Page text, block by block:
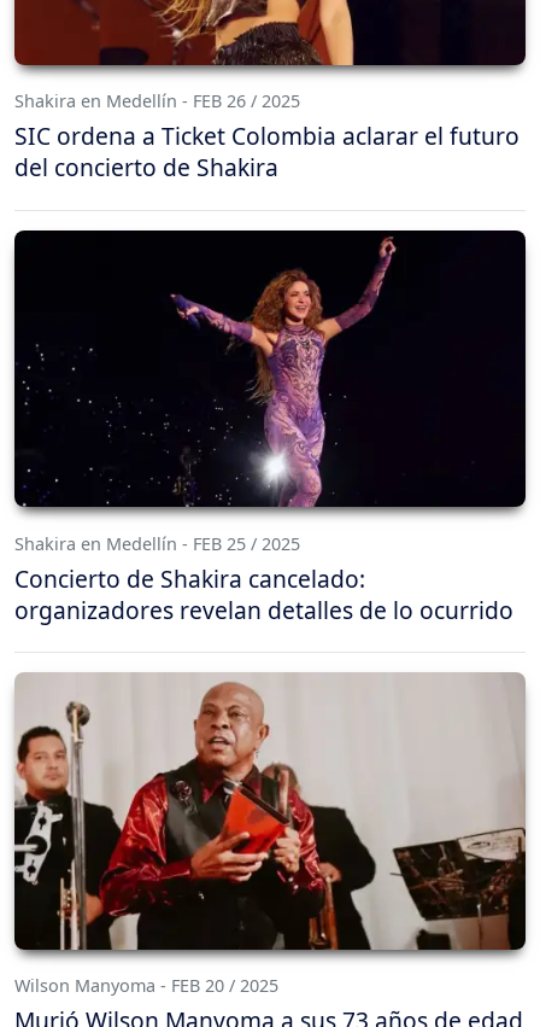
Shakira en Medellín - FEB 26 / 2025
SIC ordena a Ticket Colombia aclarar el futuro
del concierto de Shakira
Shakira en Medellín - FEB 25 / 2025
Concierto de Shakira cancelado:
organizadores revelan detalles de lo ocurrido
Wilson Manyoma - FEB 20 / 2025
Murió Wilson Manyoma a sus 73 años de edad